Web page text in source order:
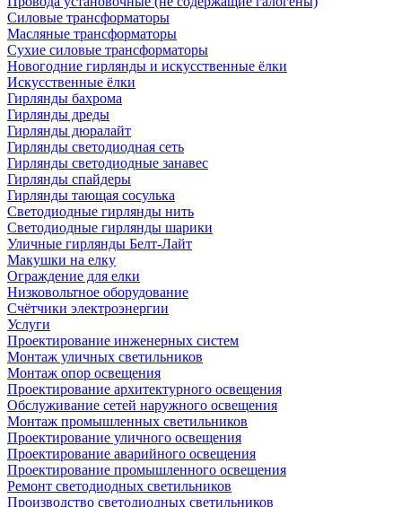
Силовые трансформаторы
Масляные трансформаторы
Сухие силовые трансформаторы
Новогодние гирлянды и искусственные ёлки
Искусственные ёлки
Гирлянды бахрома
Гирлянды дреды
Гирлянды дюралайт
Гирлянды светодиодная сеть
Гирлянды светодиодные занавес
Гирлянды спайдеры
Гирлянды тающая сосулька
Светодиодные гирлянды нить
Светодиодные гирлянды шарики
Уличные гирлянды Белт-Лайт
Макушки на елку
Ограждение для елки
Низковольтное оборудование
Счётчики электроэнергии
Услуги
Проектирование инженерных систем
Монтаж уличных светильников
Монтаж опор освещения
Проектирование архитектурного освещения
Обслуживание сетей наружного освещения
Монтаж промышленных светильников
Проектирование уличного освещения
Проектирование аварийного освещения
Проектирование промышленного освещения
Ремонт светодиодных светильников
Производство светодиодных светильников